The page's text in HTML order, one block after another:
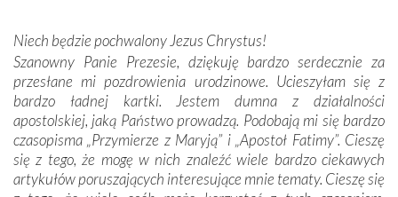
mieliśmy okazję przekonać się, że Maryja swoją opieką
otacza nie tylko nasz naród, lecz wszystkie nacje, które
się Jej ufnie oddają, a także każdą osobę, która zawierza
Jej siebie oraz swych bliskich.
Dzieje Portugalii to również historia wierności Bogu i
odstępstw, także w życiu władców. Trudne momenty w
wymiarze tak osobistym, jak i zbiorowym, przypominają o
Niech będzie pochwalony Jezus Chrystus!
Szanowny Panie Prezesie, dziękuję bardzo serdecznie za
przesłane mi pozdrowienia urodzinowe. Ucieszyłam się z
bardzo ładnej kartki. Jestem dumna z działalności
apostolskiej, jaką Państwo prowadzą. Podobają mi się bardzo
czasopisma „Przymierze z Maryją” i „Apostoł Fatimy”. Cieszę
się z tego, że mogę w nich znaleźć wiele bardzo ciekawych
artykułów poruszających interesujące mnie tematy. Cieszę się